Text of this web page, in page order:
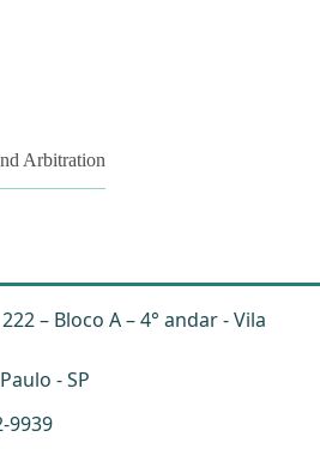
Arbitration
– Bloco A – 4° andar - Vila
- SP
9939